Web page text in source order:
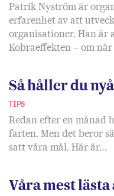
Patrik Nyström är
erfarenhet av att
organisationer. Han är
Kobraeffekten – om
Så håller du
TIPS
Redan efter en månad
farten. Men det beror
satt våra mål. Här är…
Våra mest